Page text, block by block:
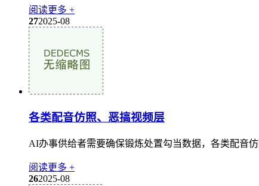
阅读更多 +
272025-08
各类配音仿照、恶搞视频层
AI办事供给者需要确保锻炼处置勾当数据，各类配音
阅读更多 +
262025-08